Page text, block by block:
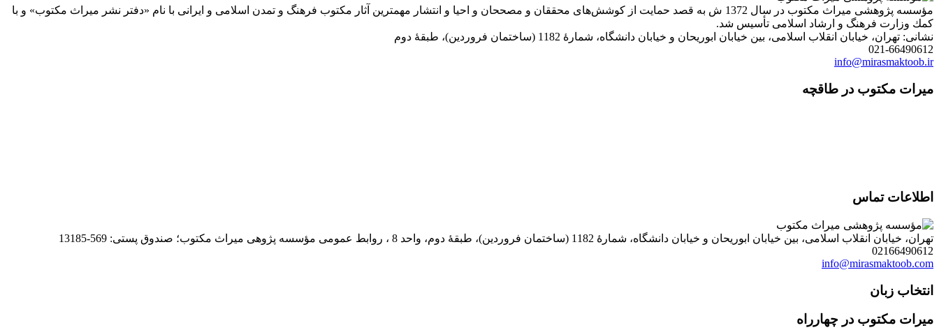
مؤسسه پژوهشی میراث مكتوب در سال 1372 ش به قصد حمایت از كوشش‌های محققان و مصححان و احیا و انتشار مهمترین آثار مكتوب فرهنگ و تمدن اسلامی و ایرانی با نام «دفتر نشر میراث مكتوب» و با
كمك وزارت فرهنگ و ارشاد اسلامی تأسیس شد.
نشانی: تهران، خیابان انقلاب اسلامی، بین خیابان ابوریحان و خیابان دانشگاه، شمارۀ 1182 (ساختمان فروردین)، طبقۀ دوم
021-66490612
info@mirasmaktoob.ir
میرات مکتوب در طاقچه
اطلاعات تماس
تهران، خیابان انقلاب اسلامی، بین خیابان ابوریحان و خیابان دانشگاه، شمارۀ 1182 (ساختمان فروردین)، طبقۀ دوم، واحد 8 ، روابط عمومی مؤسسه پژوهی میراث مکتوب؛ صندوق پستی: 569-13185
02166490612
info@mirasmaktoob.com
انتخاب زبان
میرات مکتوب در چهارراه